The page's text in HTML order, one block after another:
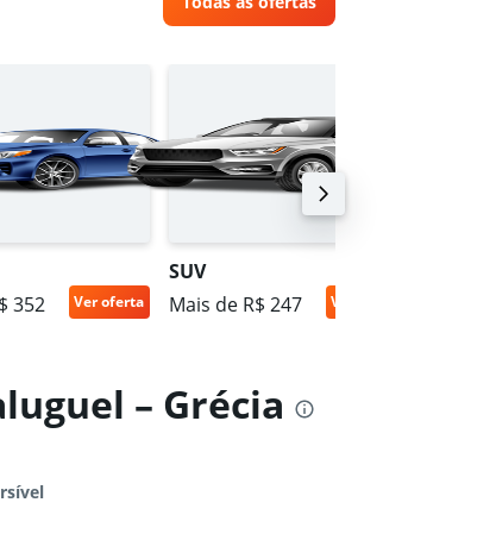
352
Ver oferta
SUV
Mais de R$ 247
Ver oferta
– Grécia